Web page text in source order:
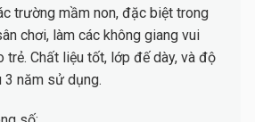
trường mầm non, đặc biệt trong
chơi, làm các không giang vui
trẻ. Chất liệu tốt, lớp đế dày, và độ
3 năm sử dụng.